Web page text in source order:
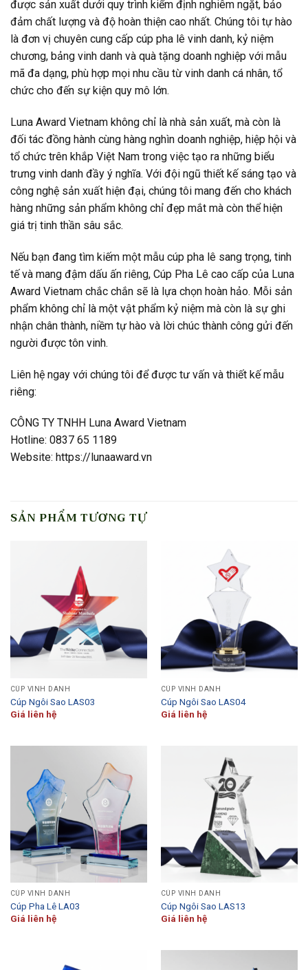
được sản xuất dưới quy trình kiểm định nghiêm ngặt, bảo
đảm chất lượng và độ hoàn thiện cao nhất. Chúng tôi tự hào
là đơn vị chuyên cung cấp cúp pha lê vinh danh, kỷ niệm
chương, bảng vinh danh và quà tặng doanh nghiệp với mẫu
mã đa dạng, phù hợp mọi nhu cầu từ vinh danh cá nhân, tổ
chức cho đến sự kiện quy mô lớn.
Luna Award Vietnam không chỉ là nhà sản xuất, mà còn là
đối tác đồng hành cùng hàng nghìn doanh nghiệp, hiệp hội và
tổ chức trên khắp Việt Nam trong việc tạo ra những biểu
trưng vinh danh đầy ý nghĩa. Với đội ngũ thiết kế sáng tạo và
công nghệ sản xuất hiện đại, chúng tôi mang đến cho khách
hàng những sản phẩm không chỉ đẹp mắt mà còn thể hiện
giá trị tinh thần sâu sắc.
Nếu bạn đang tìm kiếm một mẫu cúp pha lê sang trọng, tinh
tế và mang đậm dấu ấn riêng, Cúp Pha Lê cao cấp của Luna
Award Vietnam chắc chắn sẽ là lựa chọn hoàn hảo. Mỗi sản
phẩm không chỉ là một vật phẩm kỷ niệm mà còn là sự ghi
nhận chân thành, niềm tự hào và lời chúc thành công gửi đến
người được tôn vinh.
Liên hệ ngay với chúng tôi để được tư vấn và thiết kế mẫu
riêng:
CÔNG TY TNHH Luna Award Vietnam
Hotline: 0837 65 1189
Website: https://lunaaward.vn
SẢN PHẨM TƯƠNG TỰ
CÚP VINH DANH
Cúp Ngôi Sao LAS03
Giá liên hệ
CÚP VINH DANH
Cúp Ngôi Sao LAS04
Giá liên hệ
CÚP VINH DANH
Cúp Pha Lê LA03
Giá liên hệ
CÚP VINH DANH
Cúp Ngôi Sao LAS13
Giá liên hệ